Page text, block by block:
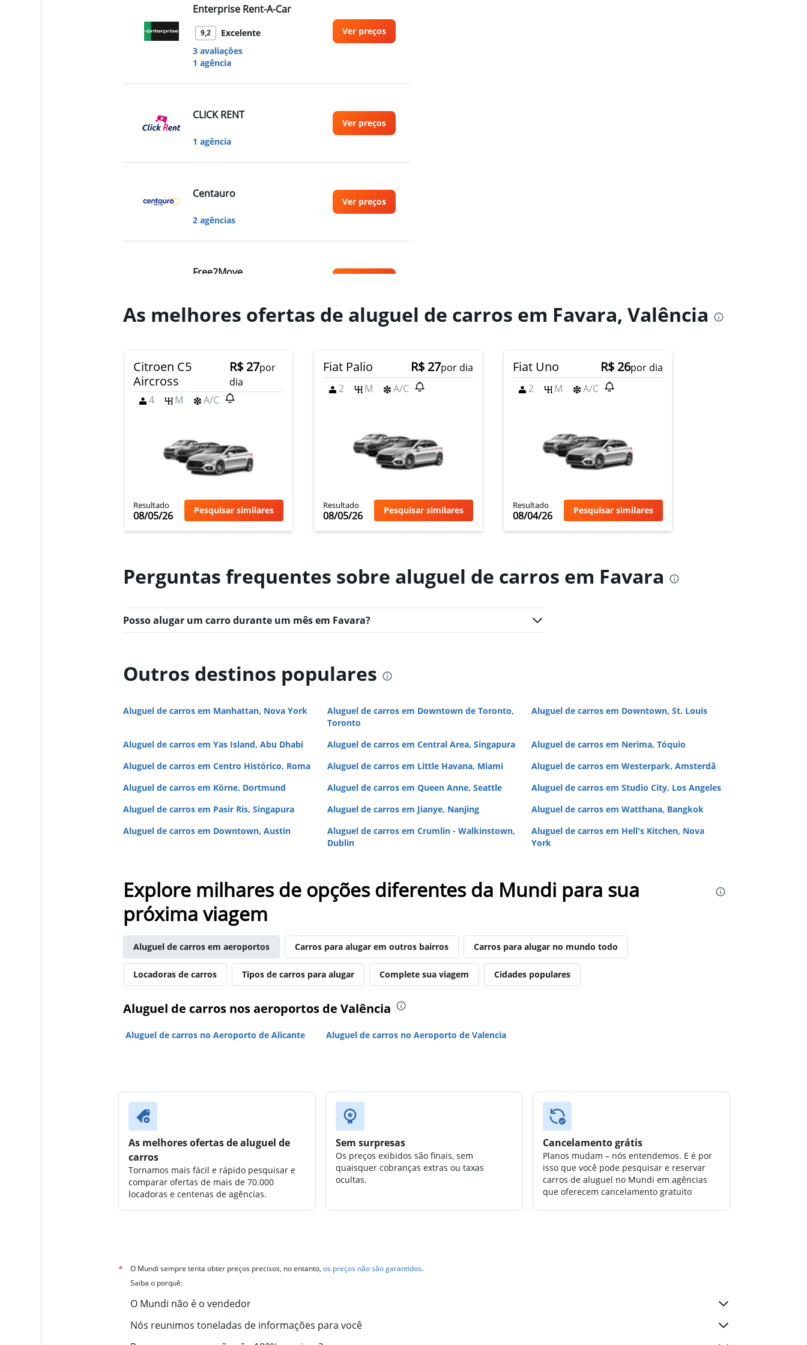
Enterprise Rent-A-Car
9,2
Excelente
3 avaliações
1 agência
Ver preços
CLICK RENT
1 agência
Ver preços
Centauro
2 agências
Ver preços
Free2Move
1 agência
Ver preços
1 agência
Ver preços
Sunnycars
2 agências
Ver preços
As melhores ofertas de aluguel de carros em Favara, Valência
Citroen C5
Aircross
R$ 27por
dia
4
M A/C
Resultado
08/05/26 Pesquisar similares
Fiat Palio R$ 27por dia
2
M A/C
Resultado
08/05/26 Pesquisar similares
Fiat Uno R$ 26por dia
2
M A/C
Resultado
08/04/26 Pesquisar similares
Perguntas frequentes sobre aluguel de carros em Favara
Posso alugar um carro durante um mês em Favara?
Outros destinos populares
Aluguel de carros em Manhattan, Nova York
Aluguel de carros em Downtown de Toronto,
Toronto
Aluguel de carros em Downtown, St. Louis
Aluguel de carros em Yas Island, Abu Dhabi Aluguel de carros em Central Area, Singapura
Aluguel de carros em Nerima, Tóquio
Aluguel de carros em Centro Histórico, Roma
Aluguel de carros em Little Havana, Miami
Aluguel de carros em Westerpark, Amsterdã
Aluguel de carros em Körne, Dortmund
Aluguel de carros em Queen Anne, Seattle
Aluguel de carros em Studio City, Los Angeles
Aluguel de carros em Pasir Ris, Singapura
Aluguel de carros em Jianye, Nanjing
Aluguel de carros em Watthana, Bangkok
Aluguel de carros em Downtown, Austin
Aluguel de carros em Crumlin - Walkinstown,
Dublin
Aluguel de carros em Hell's Kitchen, Nova
York
Explore milhares de opções diferentes da Mundi para sua
próxima viagem
Aluguel de carros em aeroportos Carros para alugar em outros bairros Carros para alugar no mundo todo
Locadoras de carros Tipos de carros para alugar Complete sua viagem Cidades populares
Aluguel de carros nos aeroportos de Valência
Aluguel de carros no Aeroporto de Alicante Aluguel de carros no Aeroporto de Valencia
As melhores ofertas de aluguel de
carros
Tornamos mais fácil e rápido pesquisar e
comparar ofertas de mais de 70.000
locadoras e centenas de agências.
Sem surpresas
Os preços exibidos são finais, sem
quaisquer cobranças extras ou taxas
ocultas.
Cancelamento grátis
Planos mudam – nós entendemos. E é por
isso que você pode pesquisar e reservar
carros de aluguel no Mundi em agências
que oferecem cancelamento gratuito
* O Mundi sempre tenta obter preços precisos, no entanto, os preços não são garantidos.
Saiba o porquê:
O Mundi não é o vendedor
Nós reunimos toneladas de informações para você